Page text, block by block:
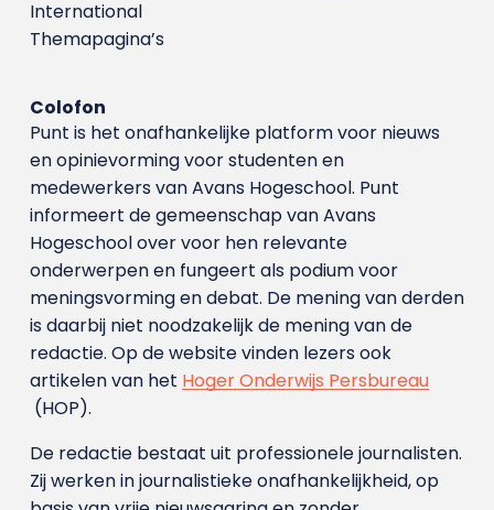
International
Themapagina’s
Colofon
Punt is het onafhankelijke platform voor nieuws
en opinievorming voor studenten en
medewerkers van Avans Hoge­school. Punt
informeert de gemeenschap van Avans
Hogeschool over voor hen relevante
onderwerpen en fungeert als podium voor
meningsvorming en debat. De mening van derden
is daarbij niet noodzakelijk de mening van de
redactie. Op de website vinden lezers ook
artikelen van het Hoger Onderwijs Persbureau
(HOP).
De redactie bestaat uit professionele journalisten.
Zij werken in journalistieke onafhankelijkheid, op